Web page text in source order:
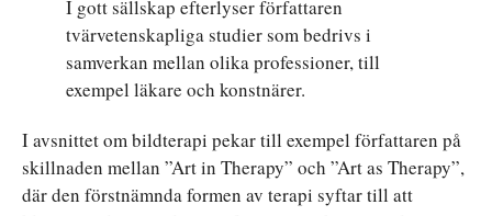
I gott sällskap efterlyser författaren
tvärvetenskapliga studier som bedrivs i
samverkan mellan olika professioner, till
exempel läkare och konstnärer.
I avsnittet om bildterapi pekar till exempel författaren på
skillnaden mellan ”Art in Therapy” och ”Art as Therapy”,
där den förstnämnda formen av terapi syftar till att